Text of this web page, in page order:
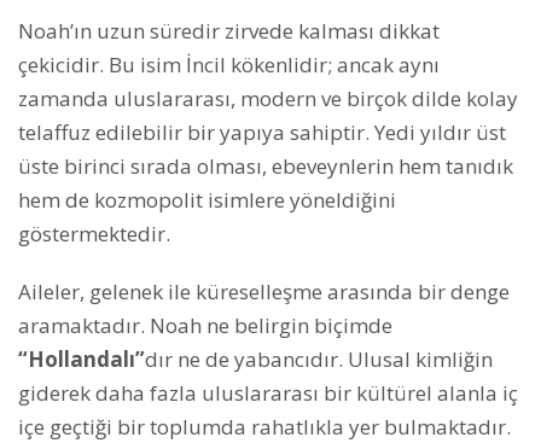
Noah’ın uzun süredir zirvede kalması dikkat
çekicidir. Bu isim İncil kökenlidir; ancak aynı
zamanda uluslararası, modern ve birçok dilde kolay
telaffuz edilebilir bir yapıya sahiptir. Yedi yıldır üst
üste birinci sırada olması, ebeveynlerin hem tanıdık
hem de kozmopolit isimlere yöneldiğini
göstermektedir.
Aileler, gelenek ile küreselleşme arasında bir denge
aramaktadır. Noah ne belirgin biçimde
“Hollandalı”dır ne de yabancıdır. Ulusal kimliğin
giderek daha fazla uluslararası bir kültürel alanla iç
içe geçtiği bir toplumda rahatlıkla yer bulmaktadır.